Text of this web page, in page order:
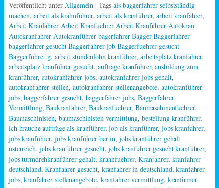
Veröffentlicht unter Allgemein | Tags als baggerfahrer selbstständig
machen, arbeit als krahnführer, arbeit als kranführer, arbeit kranfahrer,
Arbeit Kranfahrer Arbeit Kranfuehrer Arbeit Kranführer Autokran
Autokranfahrer Autokranführer bagerfahrer Bagger Baggerfahrer
baggerfahrer gesucht Baggerfahrer job Baggerfuehrer gesucht
Baggerführer g, arbeit stundenlohn kranführer, arbeitsplatz kranfahrer,
arbeitsplatz kranführer gesucht, aufträge kranführer, ausbildung zum
kranführer, autokranfahrer jobs, autokranfahrer jobs gehalt,
autokranfahrer stellen, autokranfahrer stellenangebote, autokranführer
jobs, baggerfahrer gesucht, baggerfahrer jobs, Baggerfahrer
Vermittlung, Baukranfahrer, Baukranfuehrer, Baumaschinenfuehrer,
Baumaschinisten, baumaschinisten vermittlung, bestellung kranführer,
ich brauche aufträge als kranführer, job als kranführer, jobs kranfahrer,
jobs kranführer, jobs kranführer berlin, jobs kranführer gehalt
österreich, jobs kranführer gesucht, jobs kranführer gesucht kranführer,
jobs turmdrehkranführer gehalt, krahnfuehrer, Kranfahrer, kranfahrer
deutschland, Kranfahrer gesucht, kranfahrer in deutschland, kranfahrer
jobs, kranfahrer stellenangebote, kranfahrer vermittlung, kranfirmen